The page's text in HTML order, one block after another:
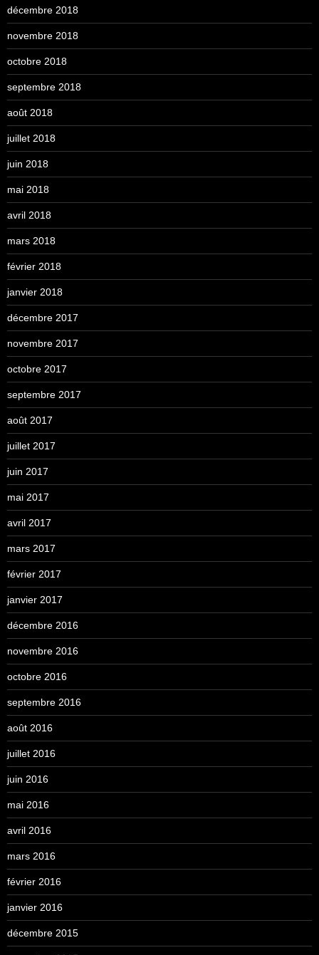
décembre 2018
novembre 2018
octobre 2018
septembre 2018
août 2018
juillet 2018
juin 2018
mai 2018
avril 2018
mars 2018
février 2018
janvier 2018
décembre 2017
novembre 2017
octobre 2017
septembre 2017
août 2017
juillet 2017
juin 2017
mai 2017
avril 2017
mars 2017
février 2017
janvier 2017
décembre 2016
novembre 2016
octobre 2016
septembre 2016
août 2016
juillet 2016
juin 2016
mai 2016
avril 2016
mars 2016
février 2016
janvier 2016
décembre 2015